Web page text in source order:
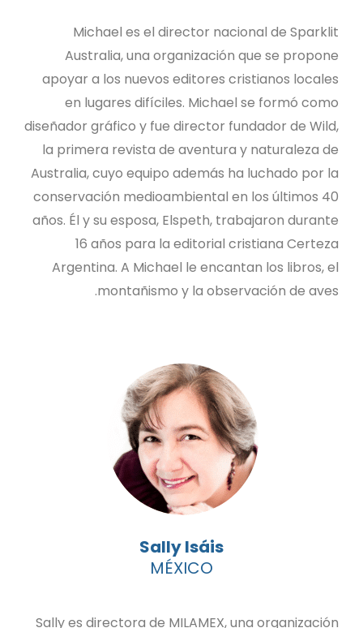
Michael es el director nacional de Sparklit
Australia, una organización que se propone
apoyar a los nuevos editores cristianos locales
en lugares difíciles. Michael se formó como
diseñador gráfico y fue director fundador de Wild,
la primera revista de aventura y naturaleza de
Australia, cuyo equipo además ha luchado por la
conservación medioambiental en los últimos 40
años. Él y su esposa, Elspeth, trabajaron durante
16 años para la editorial cristiana Certeza
Argentina. A Michael le encantan los libros, el
montañismo y la observación de aves.
Sally Isáis
MÉXICO
Sally es directora de MILAMEX, una organización